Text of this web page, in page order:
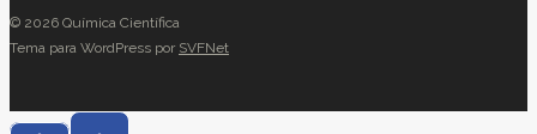
© 2026 Química Científica
Tema para WordPress por SVFNet